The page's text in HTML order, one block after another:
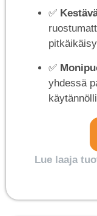
✅
✅
yhdessä
Lue laaja